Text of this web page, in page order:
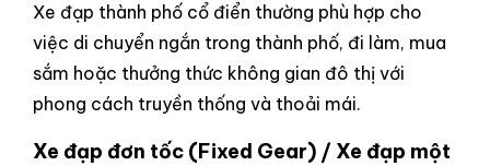
Xe đạp thành phố cổ điển thường phù hợp cho
việc di chuyển ngắn trong thành phố, đi làm, mua
sắm hoặc thưởng thức không gian đô thị với
phong cách truyền thống và thoải mái.
Xe đạp đơn tốc (Fixed Gear) / Xe đạp một